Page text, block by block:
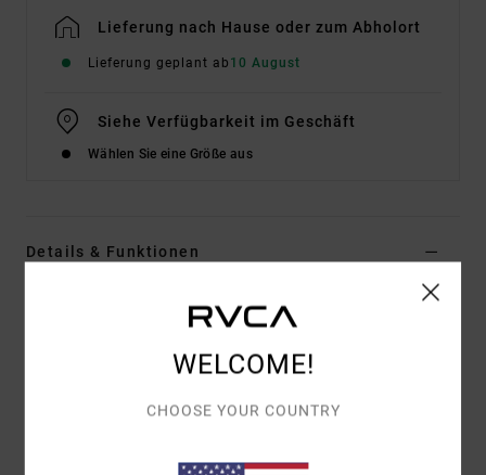
Lieferung nach Hause oder zum Abholort
Lieferung geplant ab 10 August
Siehe Verfügbarkeit im Geschäft
Wählen Sie eine Größe aus
Details & Funktionen
WELCOME!
CHOOSE YOUR COUNTRY